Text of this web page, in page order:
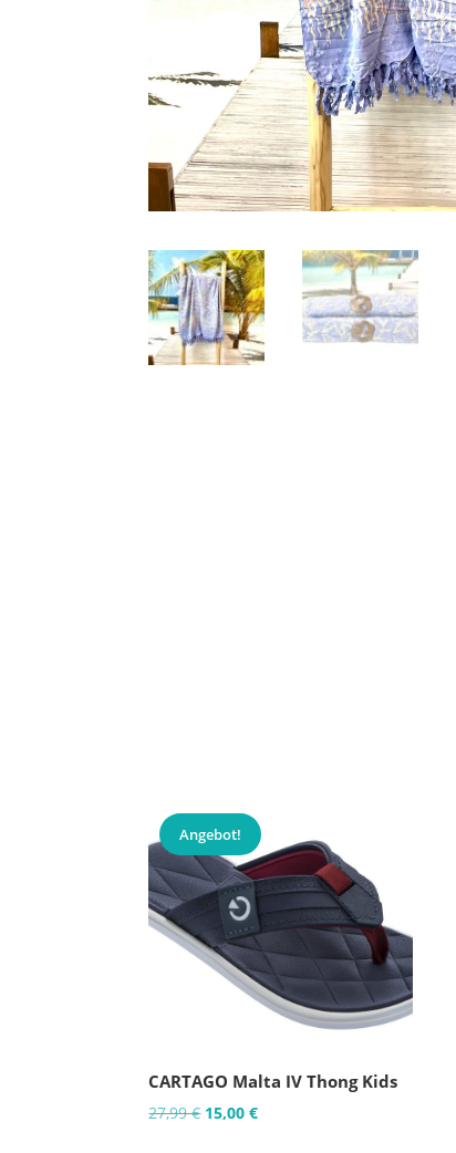
Angebot!
CARTAGO Malta IV Thong Kids
27,99€ Ursprünglicher
15,00€Aktueller